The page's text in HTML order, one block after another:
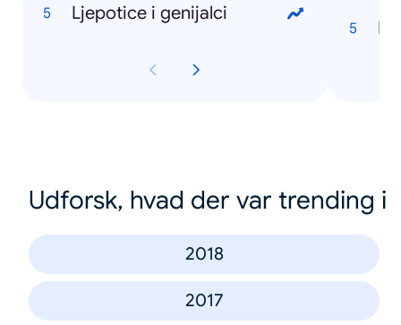
Ljepotice i genijalci
Udforsk, hvad der var trending i
2018
2017